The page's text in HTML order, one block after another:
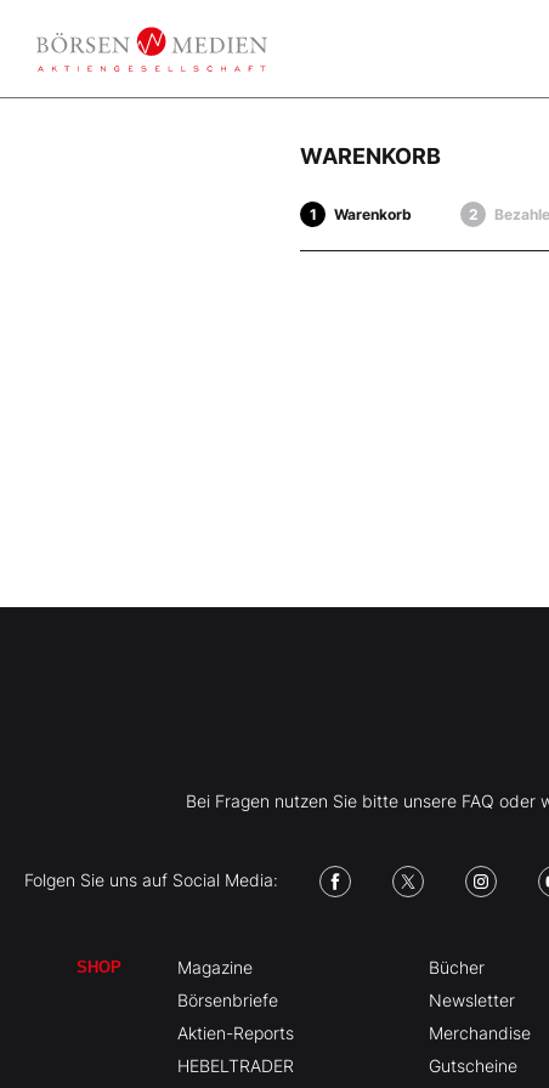
WARENKORB
Warenkorb
Bei Fragen nutzen Sie bitte unsere FAQ
Folgen Sie uns auf Social Media:
SHOP
Magazine
Börsenbriefe
Aktien-Reports
HEBELTRADER
Bücher
Newsletter
Merchandise
Gutscheine